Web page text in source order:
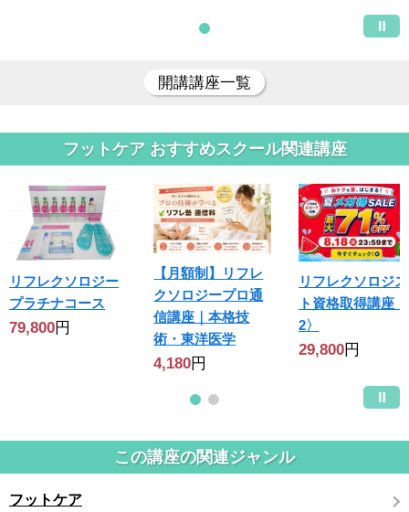
開講講座一覧
フットケア おすすめスクール関連講座
リフレクソロジー
プラチナコース
79,800円
【月額制】リフレ
クソロジープロ通
信講座｜本格技
術・東洋医学
4,180円
リフレクソロジス
ト資格取得講座
2〉
29,800円
この講座の関連ジャンル
フットケア